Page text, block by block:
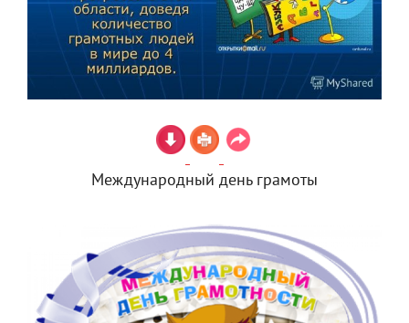
Международный день грамоты